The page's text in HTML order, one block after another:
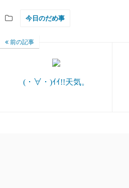
今日のだめ事
前の記事
(・∀・)ｲｲ!!天気。